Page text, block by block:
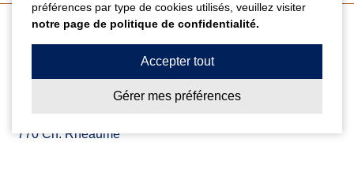
Coordonnées
Centre Dentaire Cailhier & Thibault
770 Ch. Rhéaume
préférences par type de cookies utilisés, veuillez visiter
notre page de politique de confidentialité.
Accepter tout
Gérer mes préférences